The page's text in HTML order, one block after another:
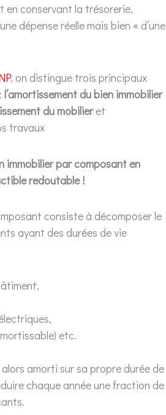
en conservant la trésorerie,
dépense réelle mais bien « d’une
, on distingue trois principaux
l’amortissement du bien immobilier
du mobilieret
travaux
immobilier par composant en
redoutable !
consiste à décomposer le
ayant des durées de vie
etc.
amorti sur sa propre durée de
chaque année une fraction de